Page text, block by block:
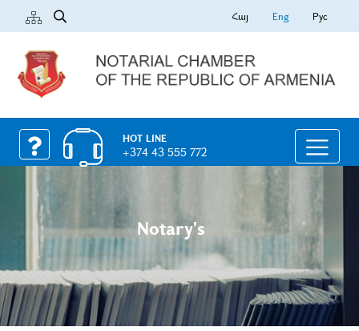
Հայ Eng Рус
HOT LINE
+374 43 555 772
Notary's